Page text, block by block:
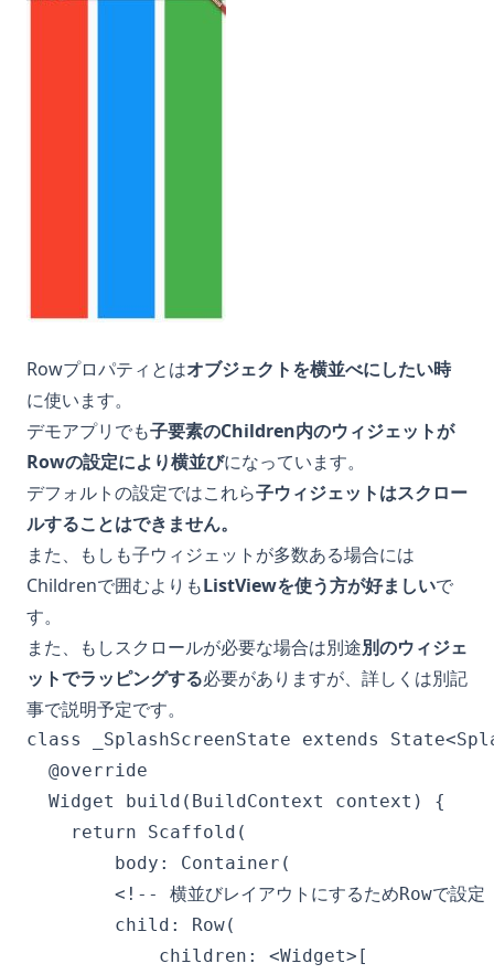
Rowプロパティとはオブジェクトを横並べにしたい時
に使います。
デモアプリでも子要素のChildren内のウィジェットが
Rowの設定により横並びになっています。
デフォルトの設定ではこれら子ウィジェットはスクロー
ルすることはできません。
また、もしも子ウィジェットが多数ある場合には
Childrenで囲むよりもListViewを使う方が好ましいで
す。
また、もしスクロールが必要な場合は別途別のウィジェ
ットでラッピングする必要がありますが、詳しくは別記
事で説明予定です。
class _SplashScreenState extends
  @override
  Widget build(BuildContext context) {
    return Scaffold(
        body: Container(
<!-- 横並びレイアウトにするためRowで設
        child: Row(
            children: <Widget>[